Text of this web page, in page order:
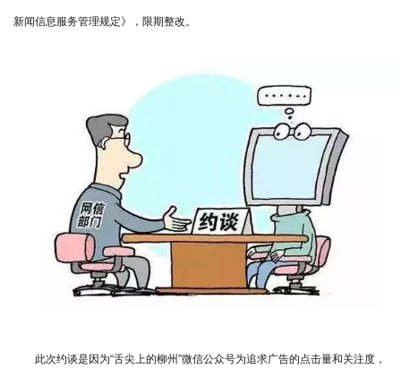
新闻信息服务管理规定》，限期整改。
此次约谈是因为“舌尖上的柳州”微信公众号为追求广告的点击量和关注度，